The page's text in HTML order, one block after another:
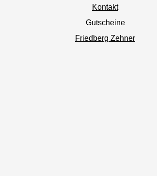
Kontakt
Gutscheine
Friedberg Zehner